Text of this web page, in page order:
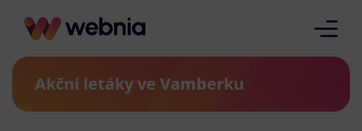
Akční letáky ve Vamberku